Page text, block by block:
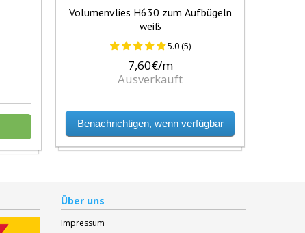
Volumenvlies H630 zum Aufbügeln
weiß
5.0 (5)
7,60€/m
Ausverkauft
Benachrichtigen, wenn verfügbar
Über uns
Impressum